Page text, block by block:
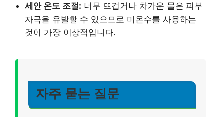
세안 온도 조절: 너무 뜨겁거나 차가운 물은 피부
자극을 유발할 수 있으므로 미온수를 사용하는
것이 가장 이상적입니다.
자주 묻는 질문